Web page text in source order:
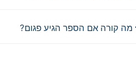
מה קורה אם הספר הגיע פגום?